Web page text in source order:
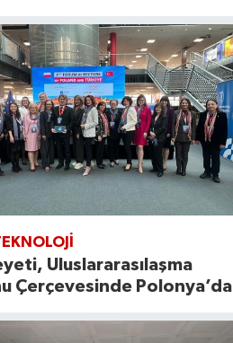
Uluslararasılaşma
Çerçevesinde Polonya’da